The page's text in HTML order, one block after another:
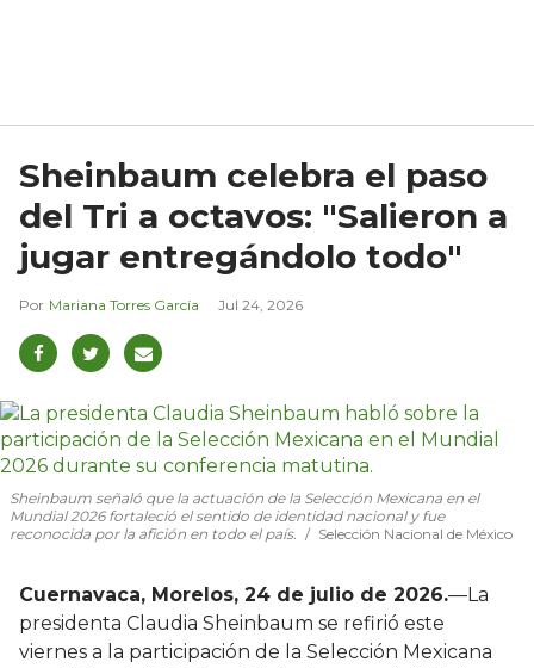
Sheinbaum celebra el paso
del Tri a octavos: "Salieron a
jugar entregándolo todo"
Mariana Torres García Jul 24, 2026
Sheinbaum señaló que la actuación de la Selección Mexicana en el
Mundial 2026 fortaleció el sentido de identidad nacional y fue
reconocida por la afición en todo el país.
Selección Nacional de México
Cuernavaca, Morelos, 24 de julio de 2026.—La
presidenta Claudia Sheinbaum se refirió este
viernes a la participación de la Selección Mexicana